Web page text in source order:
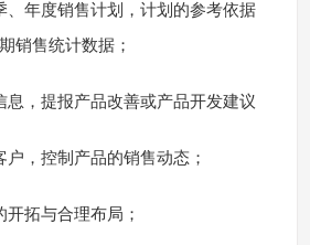
、年度销售计划，计划的参考依据
销售统计数据；
息，提报产品改善或产品开发建议
户，控制产品的销售动态；
拓与合理布局；